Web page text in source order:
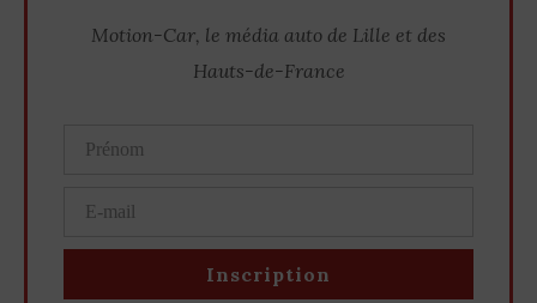
Motion-Car, le média auto de Lille et des
Hauts-de-France